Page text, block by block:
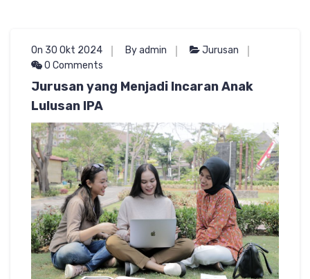
On 30 Okt 2024 By admin
Jurusan
0 Comments
Jurusan yang Menjadi Incaran Anak
Lulusan IPA